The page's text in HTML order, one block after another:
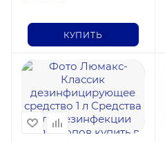
КУПИТЬ